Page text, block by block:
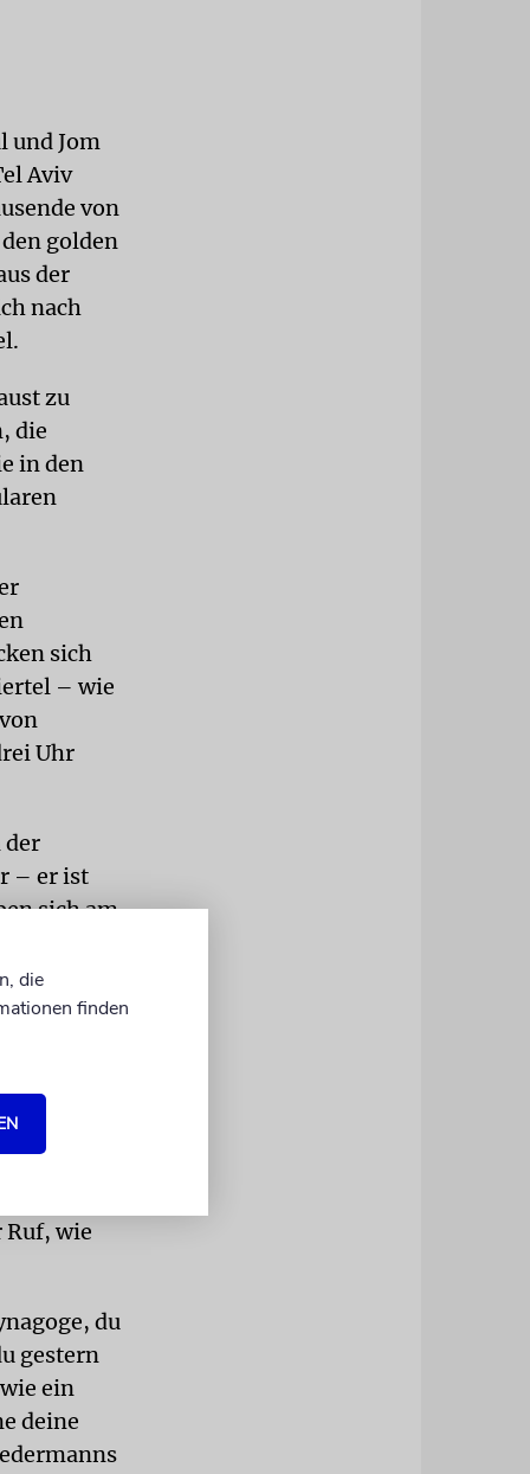
und Jom
Aviv
von
golden
der
nach
zu
die
in den
sich
– wie
Uhr
der
– er ist
sich am
einer
dem
Navon
Ruf, wie
du
gestern
ein
deine
die
finden